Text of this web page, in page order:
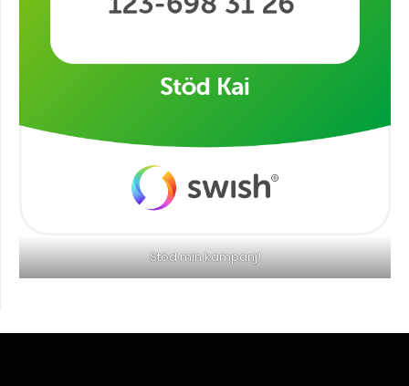
Stöd min kampanj!